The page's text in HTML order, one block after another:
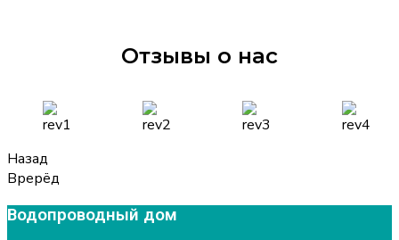
Отзывы о нас
Назад
Врерёд
Водопроводный дом